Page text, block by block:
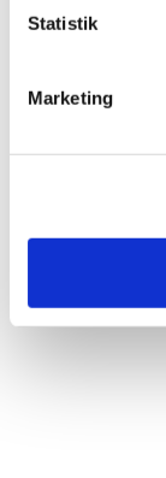
Statistik
Marketing